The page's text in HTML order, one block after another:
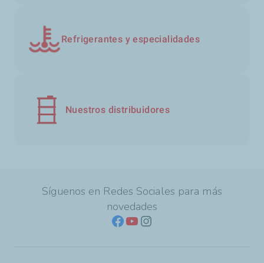
Refrigerantes y especialidades
Nuestros distribuidores
Síguenos en Redes Sociales para más
novedades